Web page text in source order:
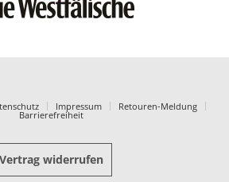
Impressum Retouren-Meldung
Barrierefreiheit
Vertrag widerrufen